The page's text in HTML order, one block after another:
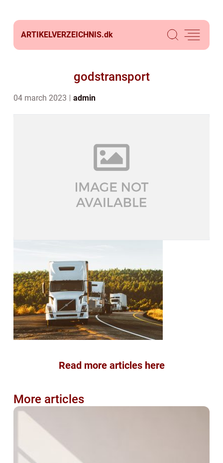
ARTIKELVERZEICHNIS.dk
godstransport
04 march 2023 admin
Read more articles here
More articles